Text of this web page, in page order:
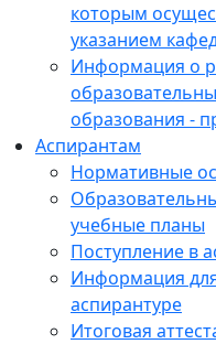
которым
указанием
Информация о
образования -
Аспирантам
Нормативные
учебные планы
Поступление в
Информация
аспирантуре
Итоговая